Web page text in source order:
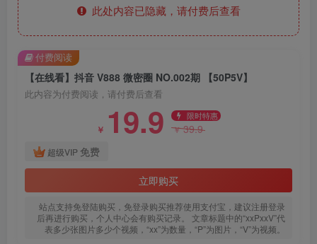
此处内容已隐藏，请付费后查看
【在线看】抖音 V888 微密圈 NO.002期 【50P5V】
此内容为付费阅读，请付费后查看
￥ 19.9 限时特惠
￥39.9
超级VIP 免费
立即购买
站点支持免登陆购买，免登录购买推荐使用支付宝，建议注册登录
后再进行购买，个人中心会有购买记录。 文章标题中的“xxPxxV”代
表多少张图片多少个视频，“xx”为数量，“P”为图片，“V”为视频。
付费阅读